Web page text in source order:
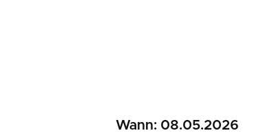
Wann: 08.05.2026